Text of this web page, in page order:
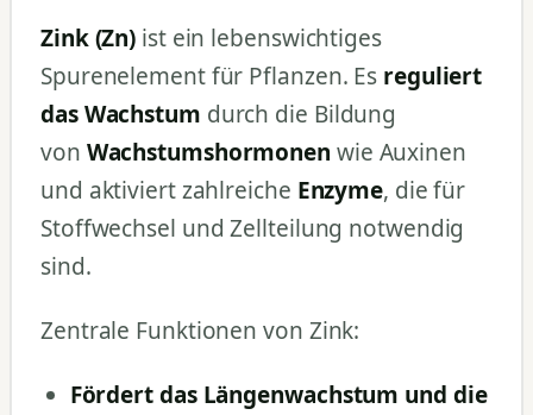
Zink (Zn) ist ein lebenswichtiges
Spurenelement für Pflanzen. Es reguliert
das Wachstum durch die Bildung
von Wachstumshormonen wie Auxinen
und aktiviert zahlreiche Enzyme, die für
Stoffwechsel und Zellteilung notwendig
sind.
Zentrale Funktionen von Zink:
Fördert das Längenwachstum und die